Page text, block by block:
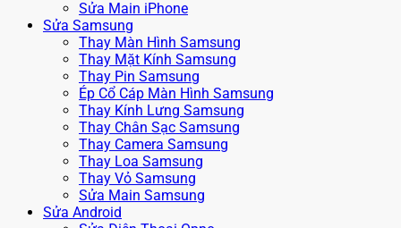
Sửa Main iPhone
Sửa Samsung
Thay Màn Hình Samsung
Thay Mặt Kính Samsung
Thay Pin Samsung
Ép Cổ Cáp Màn Hình Samsung
Thay Kính Lưng Samsung
Thay Chân Sạc Samsung
Thay Camera Samsung
Thay Loa Samsung
Thay Vỏ Samsung
Sửa Main Samsung
Sửa Android